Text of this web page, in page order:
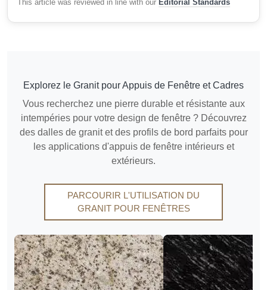
This article was reviewed in line with our Editorial Standards
Explorez le Granit pour Appuis de Fenêtre et Cadres
Vous recherchez une pierre durable et résistante aux
intempéries pour votre design de fenêtre ? Découvrez
des dalles de granit et des profils de bord parfaits pour
les applications d'appuis de fenêtre intérieurs et
extérieurs.
PARCOURIR L'UTILISATION DU
GRANIT POUR FENÊTRES